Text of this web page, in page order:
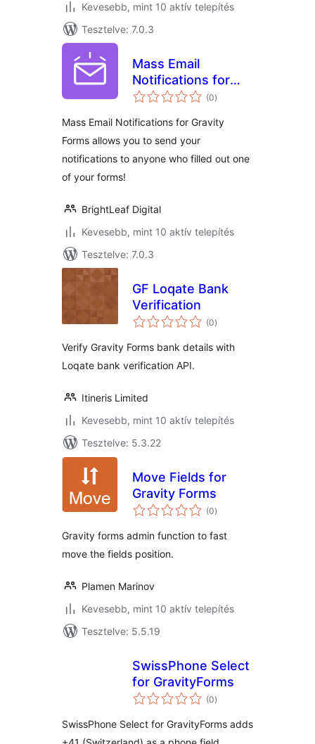
Kevesebb, mint 10 aktív telepítés
Tesztelve: 7.0.3
Mass Email
Notifications for
Gravity Forms – Lite
(0értékelés
összesen
)
Mass Email Notifications for Gravity
Forms allows you to send your
notifications to anyone who filled out one
of your forms!
BrightLeaf Digital
Kevesebb, mint 10 aktív telepítés
Tesztelve: 7.0.3
GF Loqate Bank
Verification
(0értékelés
összesen
)
Verify Gravity Forms bank details with
Loqate bank verification API.
Itineris Limited
Kevesebb, mint 10 aktív telepítés
Tesztelve: 5.3.22
Move Fields for
Gravity Forms
(0értékelés
összesen
)
Gravity forms admin function to fast
move the fields position.
Plamen Marinov
Kevesebb, mint 10 aktív telepítés
Tesztelve: 5.5.19
SwissPhone Select
for GravityForms
(0értékelés
összesen
)
SwissPhone Select for GravityForms adds